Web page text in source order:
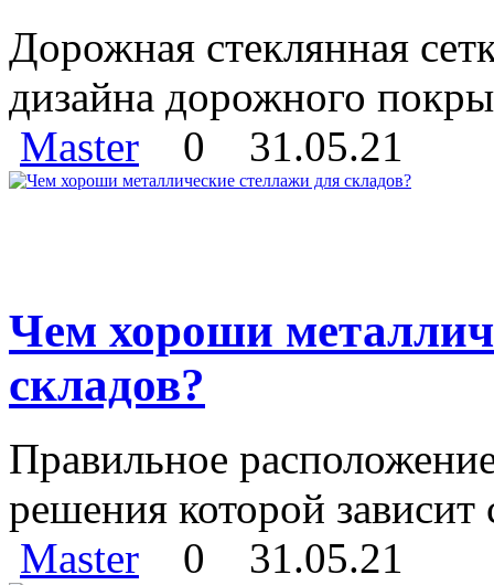
Дорожная стеклянная
дизайна дорожного
Master
0 31.05.21
Чем хороши
складов?
Правильное
решения которой зависит
Master
0 31.05.21